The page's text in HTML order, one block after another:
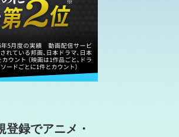
登録でアニメ・